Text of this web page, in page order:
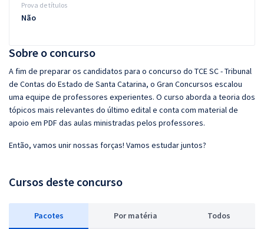
Sobre o concurso
A fim de preparar os candidatos para o concurso do TCE SC - Tribunal
de Contas do Estado de Santa Catarina, o Gran Concursos escalou
uma equipe de professores experientes. O curso aborda a teoria dos
tópicos mais relevantes do último edital e conta com material de
apoio em PDF das aulas ministradas pelos professores.
Então, vamos unir nossas forças! Vamos estudar juntos?
Cursos deste concurso
Pacotes Por matéria Todos
Prova de títulos
Não